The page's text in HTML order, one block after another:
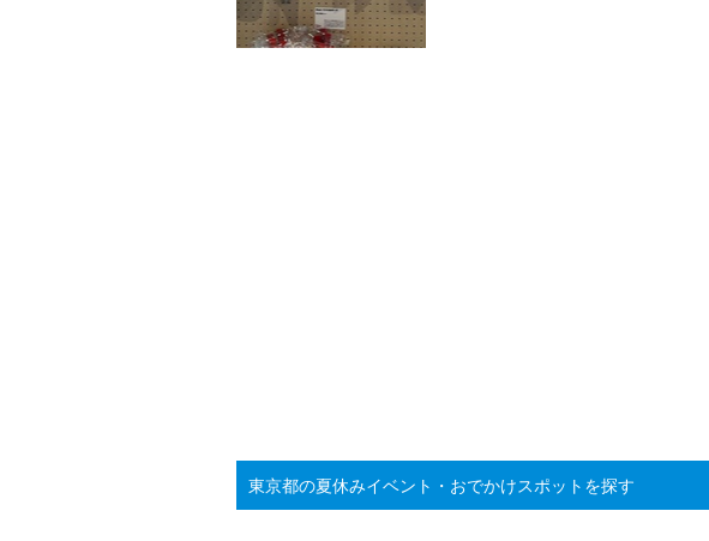
東京都の夏休みイベント・おでかけスポットを探す